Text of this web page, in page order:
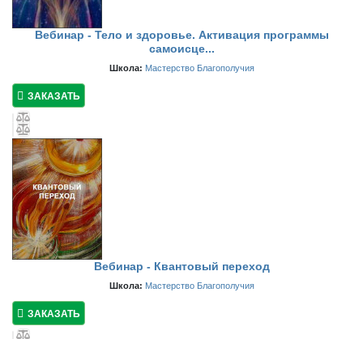
Вебинар - Тело и здоровье. Активация программы
самоисце...
Школа: Мастерство Благополучия
ЗАКАЗАТЬ
Вебинар - Квантовый переход
Школа: Мастерство Благополучия
ЗАКАЗАТЬ